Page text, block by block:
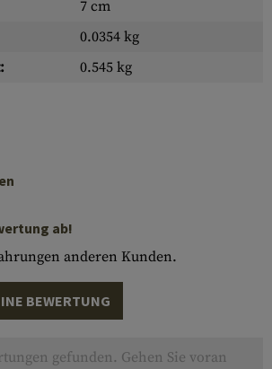
7 cm
0.0354 kg
0.545 kg
ab!
anderen Kunden.
BEWERTUNG
gefunden. Gehen Sie voran